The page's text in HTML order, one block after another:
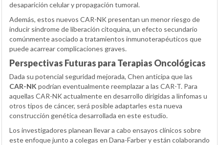
desaparición celular y propagación tumoral.
Además, estos nuevos CAR-NK presentan un menor riesgo de
inducir síndrome de liberación citoquina, un efecto secundario
comúnmente asociado a tratamientos inmunoterapéuticos que
puede acarrear complicaciones graves.
Perspectivas Futuras para Terapias Oncológicas
Dada su potencial seguridad mejorada, Chen anticipa que las
CAR-NK podrían eventualmente reemplazar a las CAR-T. Para
aquellas CAR-NK actualmente en desarrollo dirigidas a linfomas u
otros tipos de cáncer, será posible adaptarles esta nueva
construcción genética desarrollada en este estudio.
Los investigadores planean llevar a cabo ensayos clínicos sobre
este enfoque junto a colegas en Dana-Farber y están colaborando